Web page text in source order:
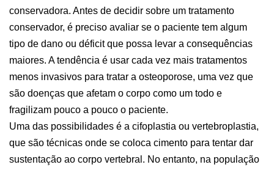
conservadora. Antes de decidir sobre um tratamento
conservador, é preciso avaliar se o paciente tem algum
tipo de dano ou déficit que possa levar a consequências
maiores. A tendência é usar cada vez mais tratamentos
menos invasivos para tratar a osteoporose, uma vez que
são doenças que afetam o corpo como um todo e
fragilizam pouco a pouco o paciente.
Uma das possibilidades é a cifoplastia ou vertebroplastia,
que são técnicas onde se coloca cimento para tentar dar
sustentação ao corpo vertebral. No entanto, na população